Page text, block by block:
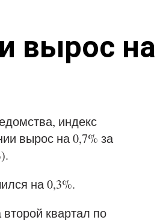
вырос на
индекс
вырос на 0,7% за
на 0,3%.
квартал по